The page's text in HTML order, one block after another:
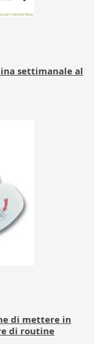
settimanale al
di mettere in
di routine